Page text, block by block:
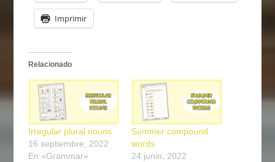
Imprimir
Relacionado
Irregular plural nouns
16 septiembre, 2022
En «Grammar»
Summer compound
words
24 junio, 2022